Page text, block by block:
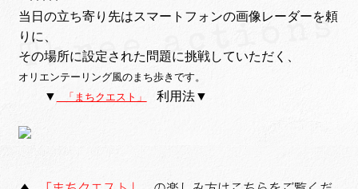
当日の立ち寄り先はスマートフォンの画像レーダーを頼
りに、
その場所に設定された問題に挑戦していただく、
オリエンテーリング風のまち歩きです。
▼ 「まちクエスト」 利用法▼